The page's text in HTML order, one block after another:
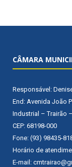
CÂMARA
Responsável:
End: Avenida João
Industrial – Trairão
CEP: 68198-000
Fone: (93) 98435-
Horário de
E-mail: